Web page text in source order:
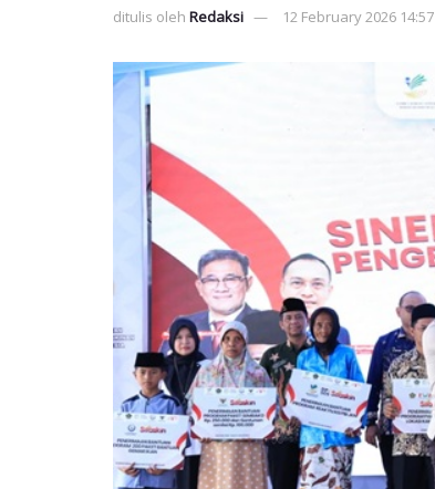
ditulis oleh Redaksi 12 February 2026 14:57